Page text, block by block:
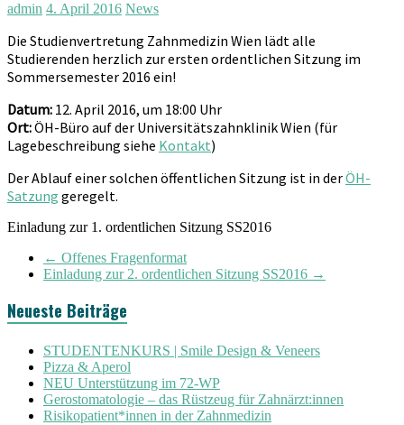
admin 4. April 2016 News
Die Studienvertretung Zahnmedizin Wien lädt alle
Studierenden herzlich zur ersten ordentlichen Sitzung im
Sommersemester 2016 ein!
Datum: 12. April 2016, um 18:00 Uhr
Ort:ÖH-Büro auf der Universitätszahnklinik Wien (für
Lagebeschreibung siehe Kontakt)
Der Ablauf einer solchen öffentlichen Sitzung ist in derÖH-
Satzung geregelt.
Einladung zur 1. ordentlichen Sitzung SS2016
← Offenes Fragenformat
Einladung zur 2. ordentlichen Sitzung SS2016 →
Neueste Beiträge
STUDENTENKURS | Smile Design & Veneers
Pizza & Aperol
NEU Unterstützung im 72-WP
Gerostomatologie – das Rüstzeug für Zahnärzt:innen
Risikopatient*innen in der Zahnmedizin